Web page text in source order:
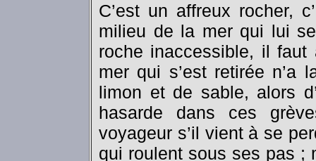
C’est un affreux rocher,
milieu de la mer qui lui
roche inaccessible, il faut
mer qui s’est retirée n’a
limon et de sable, alors
hasarde dans ces
voyageur s’il vient à se
qui roulent sous ses pas ;